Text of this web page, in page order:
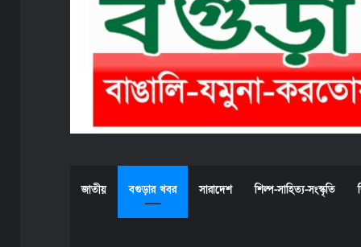
জাতীয় বগুড়ার খবর সারাদেশ শিল্প-সাহিত্য-সংস্কৃতি